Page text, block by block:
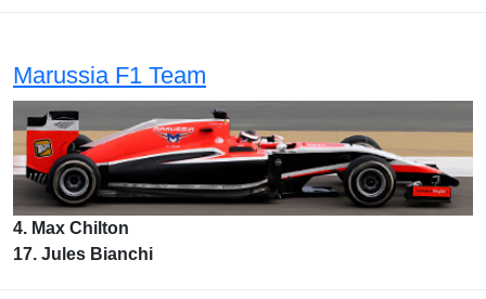
Marussia F1 Team
4. Max Chilton
17. Jules Bianchi